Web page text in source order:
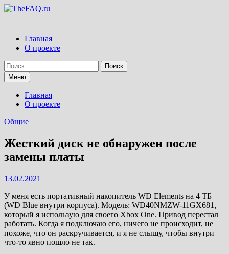
Перейти
Главная
О проекте
Найти:
Меню
Главная
О проекте
Общие
Жесткий диск не обнаружен после
замены платы
13.02.2021
У меня есть портативный накопитель WD Elements на 4 ТБ
(WD Blue внутри корпуса). Модель: WD40NMZW-11GX681,
который я использую для своего Xbox One. Привод перестал
работать. Когда я подключаю его, ничего не происходит, не
похоже, что он раскручивается, и я не слышу, чтобы внутри
что-то явно пошло не так.